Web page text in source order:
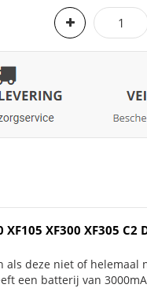
XF300 XF305 C2
deze niet of helemaal
een batterij van